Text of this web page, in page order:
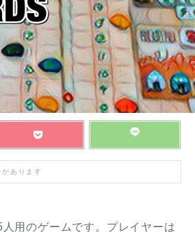
あります
用のゲームです。プレイヤーは